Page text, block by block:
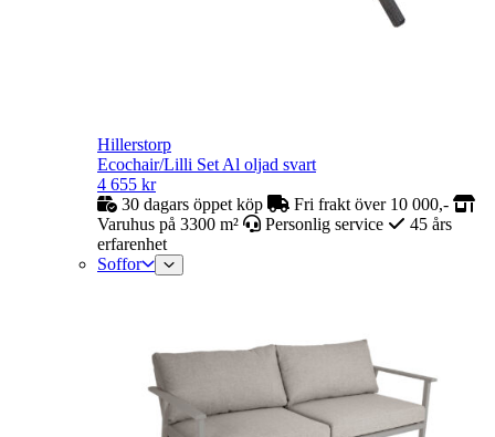
Hillerstorp
Ecochair/Lilli Set Al oljad svart
4 655 kr
30 dagars öppet köp
Fri frakt över 10 000,-
Varuhus på 3300 m²
Personlig service
45 års
erfarenhet
Soffor